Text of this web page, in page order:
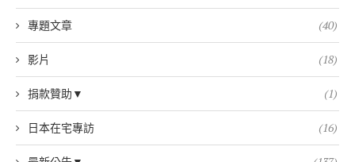
專題文章 (40)
影片 (18)
捐款贊助▼ (1)
日本在宅專訪 (16)